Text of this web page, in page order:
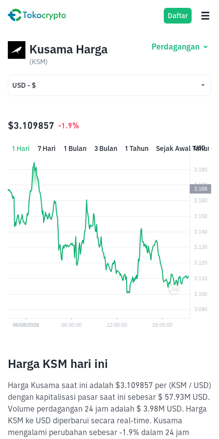
Daftar
Kusama Harga
(KSM)
Perdagangan
USD - $
IDR - Rp
$3.109857 -1.9%
1 Hari 7 Hari 1 Bulan 3 Bulan 1 Tahun Sejak Awal Tahun
USD
Harga KSM hari ini
Harga Kusama saat ini adalah $3.109857 per (KSM / USD)
dengan kapitalisasi pasar saat ini sebesar $ 57.93M USD.
Volume perdagangan 24 jam adalah $ 3.98M USD. Harga
KSM ke USD diperbarui secara real-time. Kusama
mengalami perubahan sebesar -1.9% dalam 24 jam